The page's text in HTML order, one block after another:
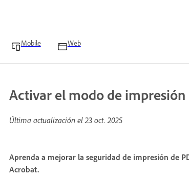
Mobile Web
Activar el modo de
Última actualización el23 oct. 2025
Aprenda a mejorar la seguridad de impresión de
Acrobat.